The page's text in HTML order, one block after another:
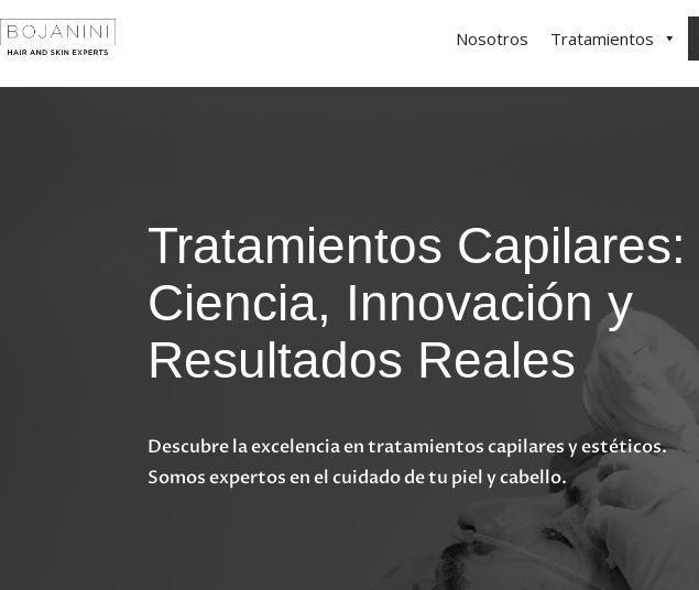
Nosotros Tratamientos
Tratamientos Capilares:
Ciencia, Innovación y
Resultados Reales
Descubre la excelencia en tratamientos capilares y estéticos.
Somos expertos en el cuidado de tu piel y cabello.